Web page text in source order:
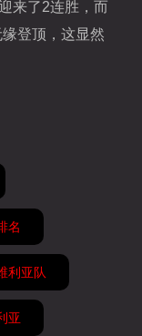
来了2连胜，而
登顶，这显然
名
利亚队
亚